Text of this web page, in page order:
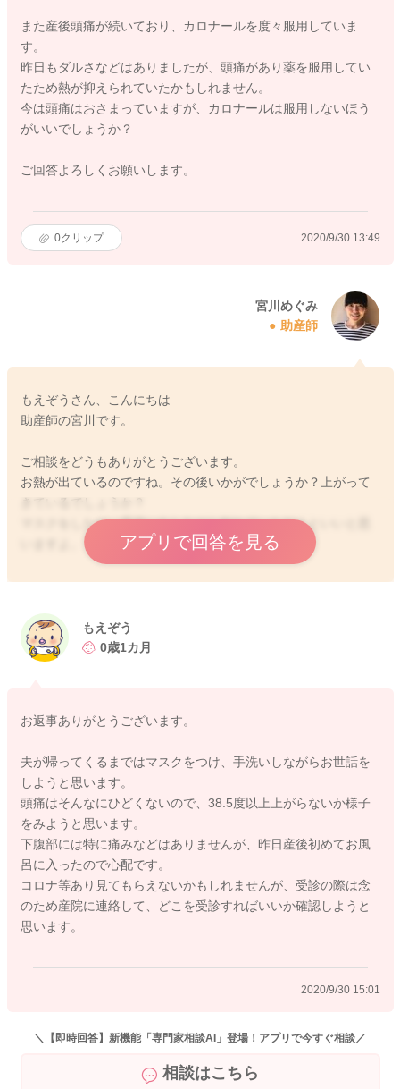
また産後頭痛が続いており、カロナールを度々服用していま
す。
昨日もダルさなどはありましたが、頭痛があり薬を服用してい
たため熱が抑えられていたかもしれません。
今は頭痛はおさまっていますが、カロナールは服用しないほう
がいいでしょうか？
ご回答よろしくお願いします。
0クリップ 2020/9/30 13:49
宮川めぐみ
助産師
もえぞうさん、こんにちは
助産師の宮川です。
ご相談をどうもありがとうございます。
お熱が出ているのですね。その後いかがでしょうか？上がって
きているでしょうか？
マスクをしたり、手洗いをしながら触れていただくといいと思
特に下腹部に痛みや違和感もありませんでしょうか？
にまず産院に連絡をしていただき、相談をしていただくのもい
いかもしれません。
いいのでは無いかと思いますよ。
熱の状態を確認されるのもいいのでは無いかと思いました。そ
の上で受診をされて相談をしていただくといいと思いますよ。
よかったら参考になさってみてください。
どうぞよろしくお願いします。
アプリで回答を見る
もえぞう
0歳1カ月
お返事ありがとうございます。
夫が帰ってくるまではマスクをつけ、手洗いしながらお世話を
しようと思います。
頭痛はそんなにひどくないので、38.5度以上上がらないか様子
をみようと思います。
下腹部には特に痛みなどはありませんが、昨日産後初めてお風
呂に入ったので心配です。
コロナ等あり見てもらえないかもしれませんが、受診の際は念
のため産院に連絡して、どこを受診すればいいか確認しようと
思います。
2020/9/30 15:01
＼【即時回答】新機能「専門家相談AI」登場！アプリで今すぐ相談／
相談はこちら